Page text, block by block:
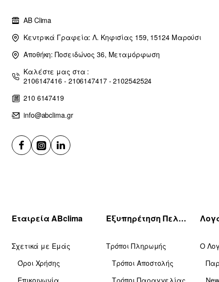
AB Clima
Κεντρικά Γραφεία: Λ. Κηφισίας 159, 15124 Μαρούσι
Αποθήκη: Ποσειδώνος 36, Μεταμόρφωση
Καλέστε μας στα :
2106147416 - 2106147417 - 2102542524
210 6147419
info@abclima.gr
Εταιρεία ABclima
Σχετικά με Εμάς
Όροι Χρήσης
Εξυπηρέτηση Πελατών
Τρόποι Πληρωμής
Τρόποι Αποστολής
Ο